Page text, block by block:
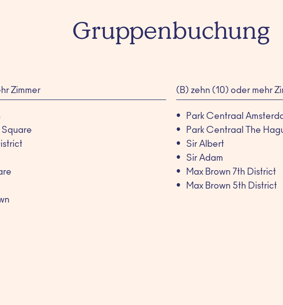
Gruppenbuchung
Zimmer
Square
(B) zehn (10) oder mehr
Park Centraal
Park Centraal The
Sir Albert
Sir Adam
Max Brown 7th District
Max Brown 5th District